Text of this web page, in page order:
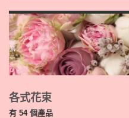
各式花束
有 54 個產品